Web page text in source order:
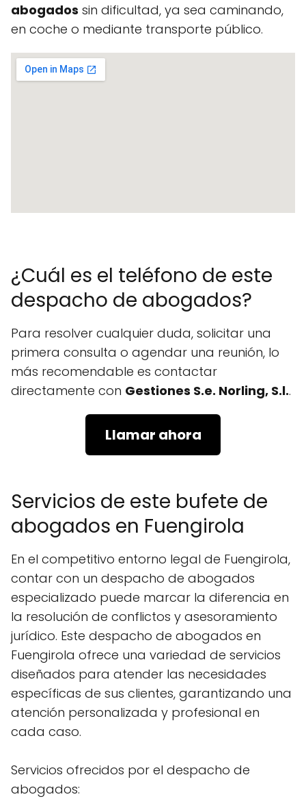
abogados sin dificultad, ya sea caminando,
en coche o mediante transporte público.
¿Cuál es el teléfono de este
despacho de abogados?
Para resolver cualquier duda, solicitar una
primera consulta o agendar una reunión, lo
más recomendable es contactar
directamente con Gestiones S.e. Norling, S.l..
Llamar ahora
Servicios de este bufete de
abogados en Fuengirola
En el competitivo entorno legal de Fuengirola,
contar con un despacho de abogados
especializado puede marcar la diferencia en
la resolución de conflictos y asesoramiento
jurídico. Este despacho de abogados en
Fuengirola ofrece una variedad de servicios
diseñados para atender las necesidades
específicas de sus clientes, garantizando una
atención personalizada y profesional en
cada caso.
Servicios ofrecidos por el despacho de
abogados: